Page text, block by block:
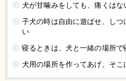
犬が甘噛みをしても、痛くは
子犬の時は自由に遊ばせ、し
い
寝るときは、犬と一緒の場所で
犬用の場所を作ってあげ、そ